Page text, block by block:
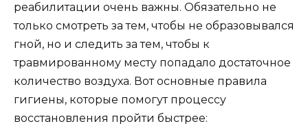
реабилитации очень важны. Обязательно не
только смотреть за тем, чтобы не образовывался
гной, но и следить за тем, чтобы к
травмированному месту попадало достаточное
количество воздуха. Вот основные правила
гигиены, которые помогут процессу
восстановления пройти быстрее: